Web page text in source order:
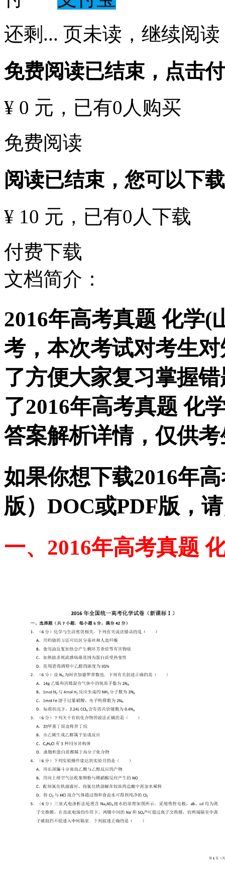
还剩 ... 页未读， 继续阅读
免费阅读已结束，点击
¥ 0 元 ，已有0 人购买
免费阅读
阅读已结束，您可以下
¥ 10 元 ，已有0 人下载
付费下载
文档简介：
2016年高考真题 化学(
考，本次考试对考生
了方便大家复习掌握
了2016年高考真题 化
答案解析详情，仅供
如果你想下载2016年
版）DOC或PDF版，
一、2016年高考真题